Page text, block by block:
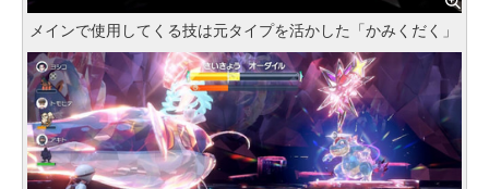
メインで使用してくる技は元タイプを活かした「かみくだく」